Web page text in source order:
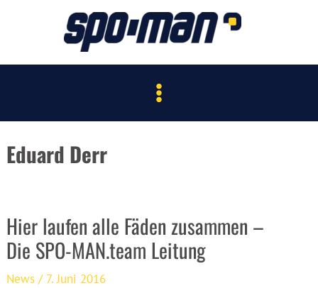
Main
Eduard Derr
Hier laufen alle Fäden zusammen –
Die SPO-MAN.team Leitung
News / 7. Juni 2016